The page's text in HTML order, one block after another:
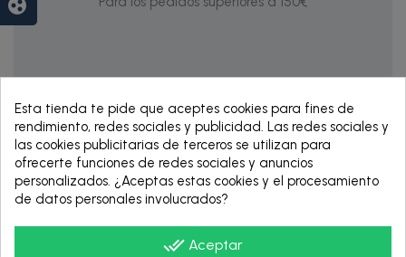
RENTING DE 12
HASTA 60 MESES
Esta tienda te pide que aceptes cookies para fines de
rendimiento, redes sociales y publicidad. Las redes sociales y
las cookies publicitarias de terceros se utilizan para
ofrecerte funciones de redes sociales y anuncios
personalizados. ¿Aceptas estas cookies y el procesamiento
de datos personales involucrados?
done_all Aceptar
group_work